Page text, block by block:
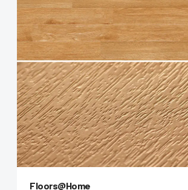
+20
Floors@Home